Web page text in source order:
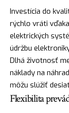
Investícia do
rýchlo vráti
elektrických
údržbu
Dlhá životnosť
náklady na
môžu slúžiť
Flexibilita